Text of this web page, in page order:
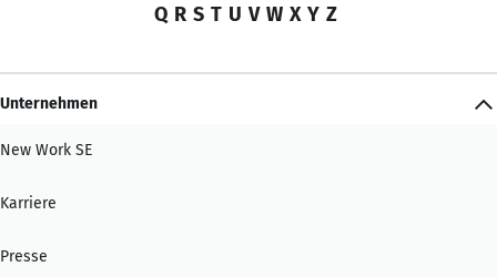
Q R S T U V W X Y Z
Unternehmen
New Work SE
Karriere
Presse